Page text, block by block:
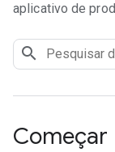
aplicativo de
Começar